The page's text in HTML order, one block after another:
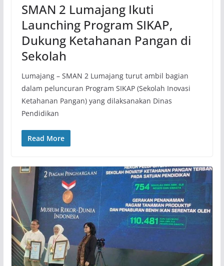
SMAN 2 Lumajang Ikuti
Launching Program SIKAP,
Dukung Ketahanan Pangan di
Sekolah
Lumajang – SMAN 2 Lumajang turut ambil bagian
dalam peluncuran Program SIKAP (Sekolah Inovasi
Ketahanan Pangan) yang dilaksanakan Dinas
Pendidikan
Read More